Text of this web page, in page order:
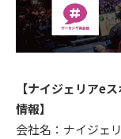
【ナイジェリアe
情報】
会社名：ナイジェ